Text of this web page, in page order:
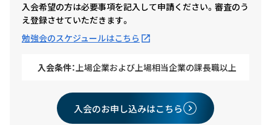
入会希望の方は必要事項を記入して申請ください。審査のう
え登録させていただきます。
勉強会のスケジュールはこちら
入会条件：上場企業および上場相当企業の課長職以上
入会のお申し込みはこちら